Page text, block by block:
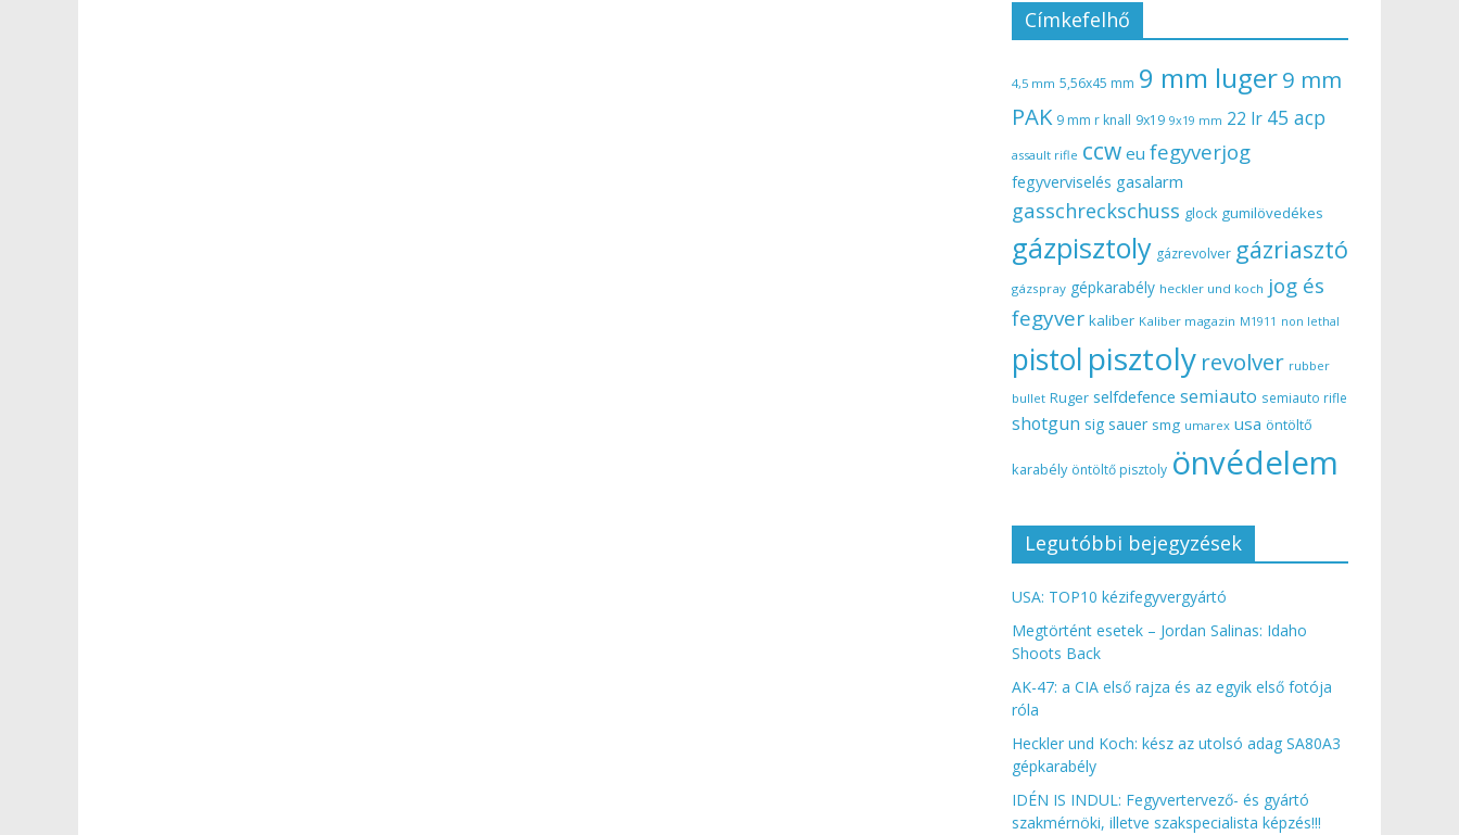
Címkefelhő
4,5 mm 5,56x45 mm 9 mm luger9 mm
PAK 9 mm r knall 9x19 9x19 mm 22 lr 45 acp
assault rifle ccw eu fegyverjog
fegyverviselés gasalarm
gasschreckschuss glock gumilövedékes
gázpisztoly gázrevolver gázriasztó
gázspray gépkarabély heckler und koch jog és
fegyver kaliber Kaliber magazin M1911 non lethal
pistol pisztoly revolver rubber
bullet Ruger selfdefence semiauto semiauto rifle
shotgun sig sauer smg umarex usa öntöltő
karabély öntöltő pisztoly önvédelem
Legutóbbi bejegyzések
USA: TOP10 kézifegyvergyártó
Megtörtént esetek – Jordan Salinas: Idaho
Shoots Back
AK-47: a CIA első rajza és az egyik első fotója
róla
Heckler und Koch: kész az utolsó adag SA80A3
gépkarabély
IDÉN IS INDUL: Fegyvertervező- és gyártó
szakmérnöki, illetve szakspecialista képzés!!!